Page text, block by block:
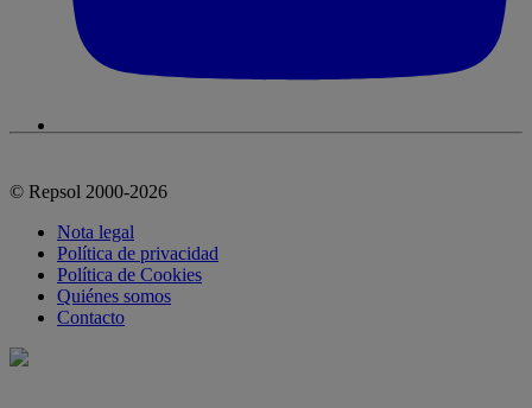
© Repsol 2000-2026
Nota legal
Política de privacidad
Política de Cookies
Quiénes somos
Contacto